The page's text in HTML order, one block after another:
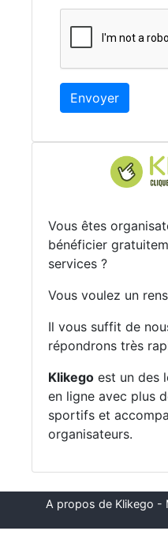
Envoyer
Vous êtes
bénéficier
services ?
Vous voulez un
Il vous suffit de
répondrons très
Klikegoest un des
en ligne avec plus
sportifs et
organisateurs.
A propos de Klikego -